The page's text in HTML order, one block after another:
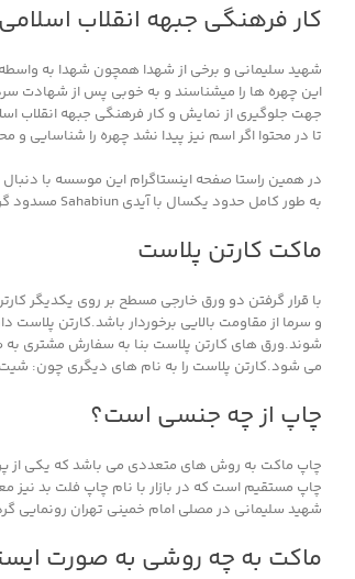
کار فرهنگی جبهه انقلاب اسلامی
شهید سلیمانی و برخی از شهدا همچون شهدا به
این چهره ها را میشناسند و به خوبی پس از شهادت
جهت جلوگیری از نمایش و کار فرهنگی جبهه انقلاب
تا در محتوا اگر اسم نیز پیدا نشد چهره را شناسایی و
در همین راستا صفحه اینستاگرام این موسسه با
به طور کامل حدود یکسال با آیدی Sahabiun مسدود گردید.
ماکت کارتن پلاست
شوند.ورق های کارتن پلاست بنا به سفارش مشتری به
می شود.کارتن پلاست را به نام های دیگری چون:
چاپ از چه جنسی است؟
چاپ ماکت به روش های متعددی می باشد که یکی از
چاپ مستقیم است که در بازار با نام چاپ فلت بد
شهید سلیمانی در مصلی امام خمینی تهران رونمایی
ماکت به چه روشی به صورت